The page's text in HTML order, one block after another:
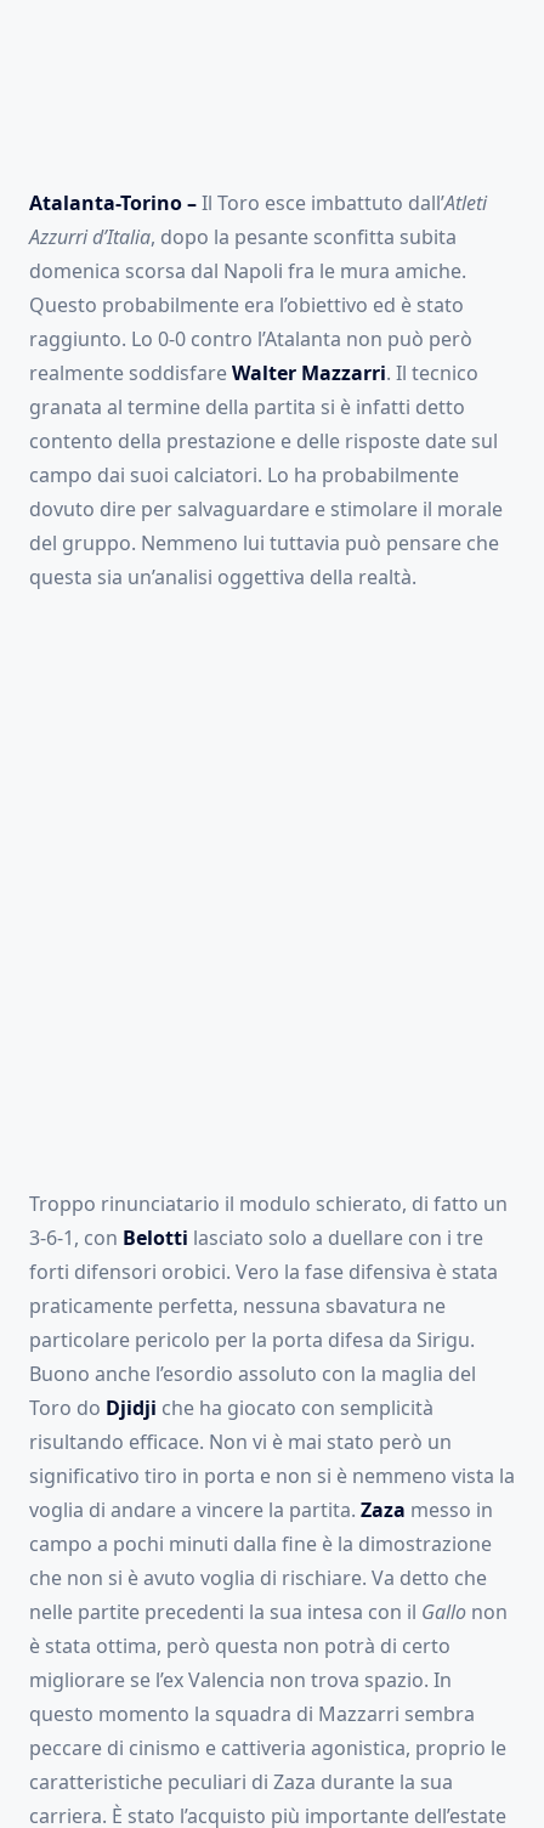
Atalanta-Torino –Il Toro esce imbattuto dall’Atleti
Azzurri d’Italia, dopo la pesante sconfitta subita
domenica scorsa dal Napoli fra le mura amiche.
Questo probabilmente era l’obiettivo ed è stato
raggiunto. Lo 0-0 contro l’Atalanta non può però
realmente soddisfareWalter Mazzarri. Il tecnico
granata al termine della partita si è infatti detto
contento della prestazione e delle risposte date sul
campo dai suoi calciatori. Lo ha probabilmente
dovuto dire per salvaguardare e stimolare il morale
del gruppo. Nemmeno lui tuttavia può pensare che
questa sia un’analisi oggettiva della realtà.
Troppo rinunciatario il modulo schierato, di fatto un
3-6-1, con Belotti lasciato solo a duellare con i tre
forti difensori orobici. Vero la fase difensiva è stata
praticamente perfetta, nessuna sbavatura ne
particolare pericolo per la porta difesa da Sirigu.
Buono anche l’esordio assoluto con la maglia del
Toro do Djidji che ha giocato con semplicità
risultando efficace. Non vi è mai stato però un
significativo tiro in porta e non si è nemmeno vista la
voglia di andare a vincere la partita. Zaza messo in
campo a pochi minuti dalla fine è la dimostrazione
che non si è avuto voglia di rischiare. Va detto che
nelle partite precedenti la sua intesa con il Gallo non
è stata ottima, però questa non potrà di certo
migliorare se l’ex Valencia non trova spazio. In
questo momento la squadra di Mazzarri sembra
peccare di cinismo e cattiveria agonistica, proprio le
caratteristiche peculiari di Zaza durante la sua
carriera. È stato l’acquisto più importante dell’estate